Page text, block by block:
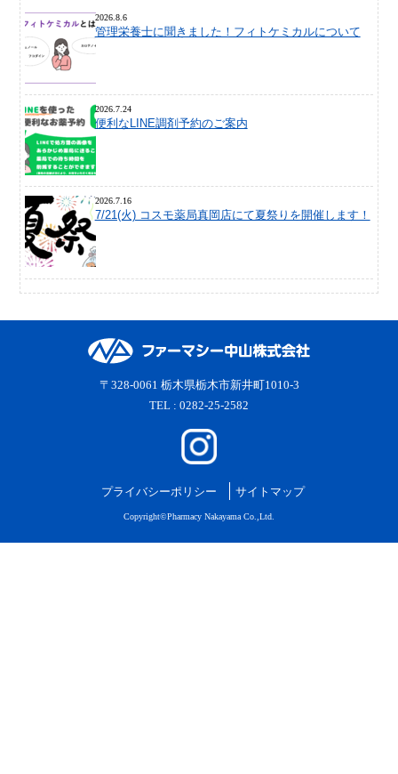
2026.8.6
管理栄養士に聞きました！フィトケミカルについて
2026.7.24
便利なLINE調剤予約のご案内
2026.7.16
7/21(火) コスモ薬局真岡店にて夏祭りを開催します！
〒328-0061 栃木県栃木市新井町1010-3
TEL : 0282-25-2582
プライバシーポリシー サイトマップ
Copyright©Pharmacy Nakayama Co.,Ltd.